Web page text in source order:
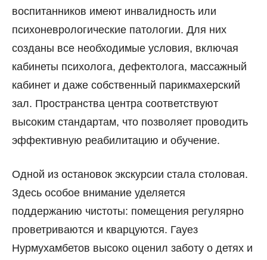
воспитанников имеют инвалидность или
психоневрологические патологии. Для них
созданы все необходимые условия, включая
кабинеты психолога, дефектолога, массажный
кабинет и даже собственный парикмахерский
зал. Пространства центра соответствуют
высоким стандартам, что позволяет проводить
эффективную реабилитацию и обучение.
Одной из остановок экскурсии стала столовая.
Здесь особое внимание уделяется
поддержанию чистоты: помещения регулярно
проветриваются и кварцуются. Гауез
Нурмухамбетов высоко оценил заботу о детях и